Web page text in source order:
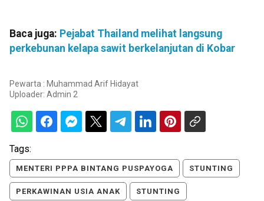
Baca juga: Pejabat Thailand melihat langsung
perkebunan kelapa sawit berkelanjutan di Kobar
Pewarta : Muhammad Arif Hidayat
Uploader: Admin 2
Tags:
MENTERI PPPA BINTANG PUSPAYOGA STUNTING
PERKAWINAN USIA ANAK STUNTING